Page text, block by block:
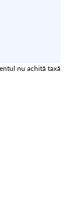
nu achită taxă